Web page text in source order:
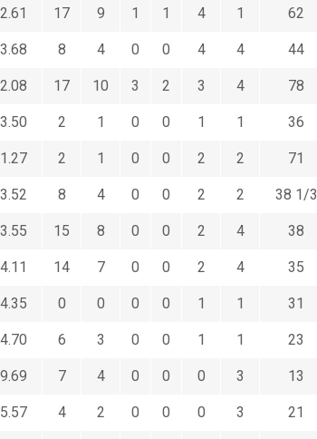
2.61 17 9 1 1 4 1 62
3.68 8 4 0 0 4 4 44
2.08 17 10 3 2 3 4 78
3.50 2 1 0 0 1 1 36
1.27 2 1 0 0 2 2 71
3.52 8 4 0 0 2 2 38 1/3
3.55 15 8 0 0 2 4 38
4.11 14 7 0 0 2 4 35
4.35 0 0 0 0 1 1 31
4.70 6 3 0 0 1 1 23
9.69 7 4 0 0 0 3 13
5.57 4 2 0 0 0 3 21